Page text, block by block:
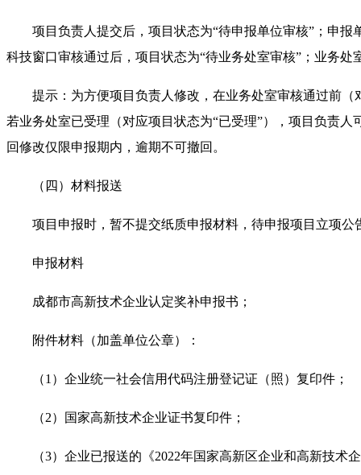
项目负责人提交后，项目状态为“待申报单位审核”；申报
科技窗口审核通过后，项目状态为“待业务处室审核”；业务处
提示：为方便项目负责人修改，在业务处室审核通过前（
若业务处室已受理（对应项目状态为“已受理”），项目负责
回修改仅限申报期内，逾期不可撤回。
（四）材料报送
项目申报时，暂不提交纸质申报材料，待申报项目立项公
申报材料
成都市高新技术企业认定奖补申报书；
附件材料（加盖单位公章）：
（1）企业统一社会信用代码注册登记证（照）复印件；
（2）国家高新技术企业证书复印件；
（3）企业已报送的《2022年国家高新区企业和高新技术